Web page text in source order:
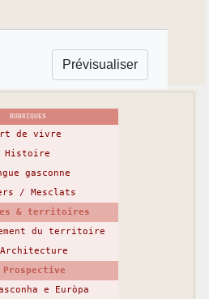
RUBRIQUES
de vivre
Histoire
gasconne
/ Mesclats
& territoires
du territoire
Architecture
Prospective
e Euròpa